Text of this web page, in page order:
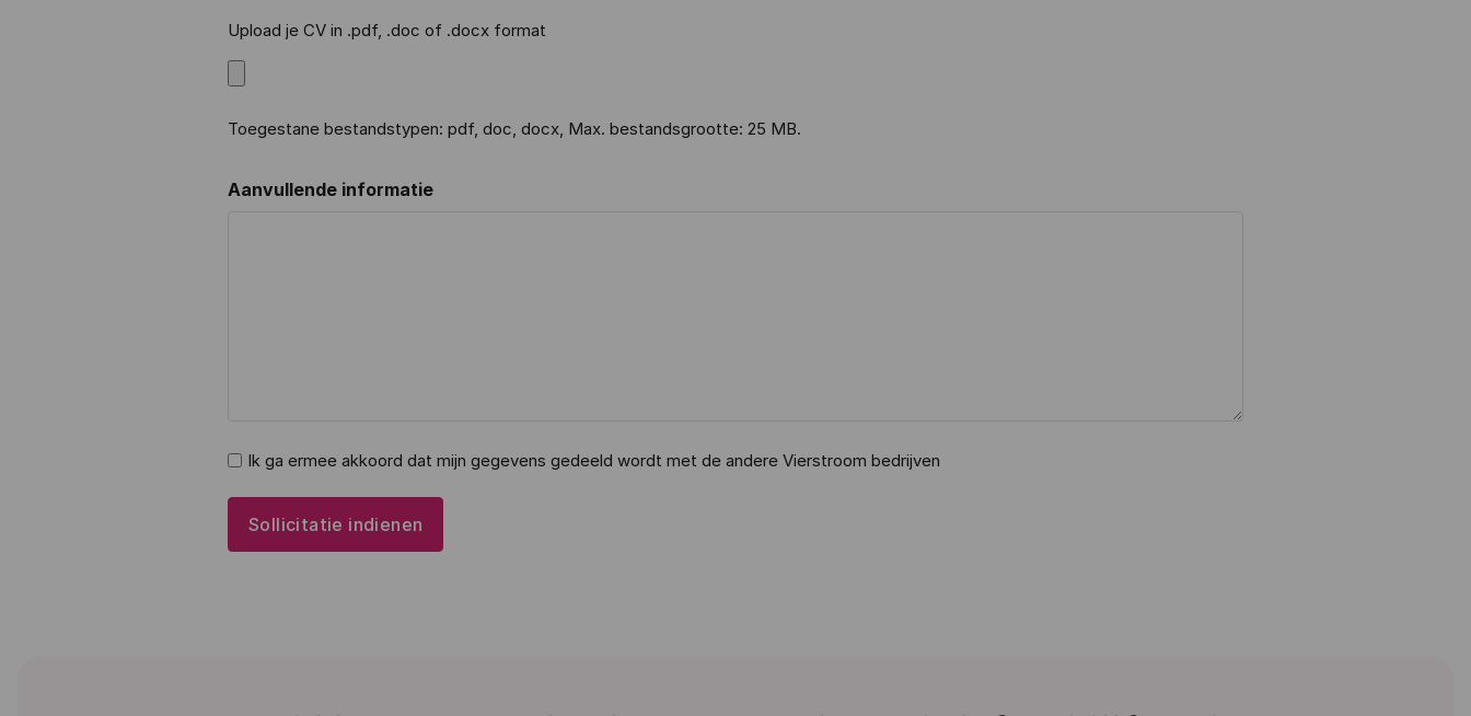
Upload je CV in .pdf, .doc of .docx format
Toegestane bestandstypen: pdf, doc, docx, Max. bestandsgrootte: 25 MB.
Aanvullende informatie
Ik ga ermee akkoord dat mijn gegevens gedeeld wordt met de andere Vierstroom bedrijven
Sollicitatie indienen